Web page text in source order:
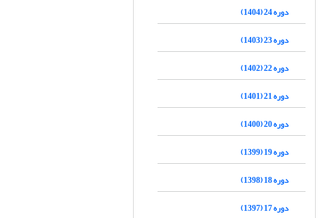
دوره 24 (1404)
دوره 23 (1403)
دوره 22 (1402)
دوره 21 (1401)
دوره 20 (1400)
دوره 19 (1399)
دوره 18 (1398)
دوره 17 (1397)